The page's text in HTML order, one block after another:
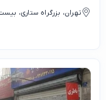
تهران، بزرگراه ستاری،